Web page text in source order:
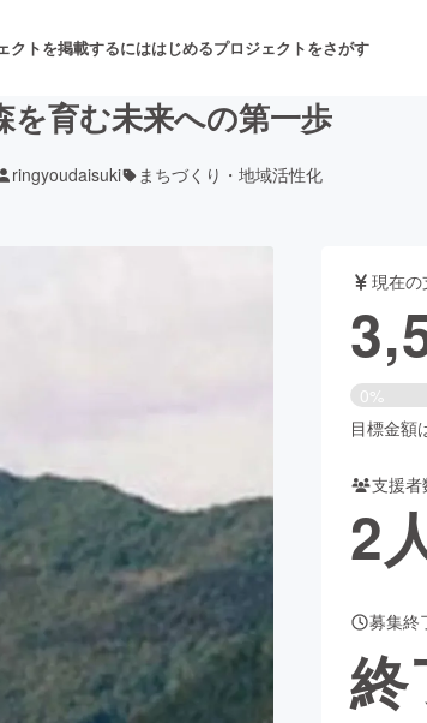
クトを掲載するにははじめるプロジェクトをさがす
舞台・パフォーマンス
ビューティー・ヘルスケ
for Social Good CAMPFIRE Creation
ふるさと納税 machi-ya コミュニティ
を育む未来への第一歩
ringyoudaisuki まちづくり・地域活性化
現在
0%
目標金額
支援者
2
募集終
終